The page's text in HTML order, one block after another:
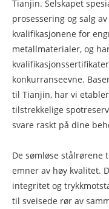
Tianjin. Selskapet
prosessering og salg
kvalifikasjonene for
metallmaterialer, og
konkurranseevne.
til Tianjin, har vi
tilstrekkelige
svare raskt på dine
De sømløse stålrørene
emner av høy kvalitet.
integritet og
til sveisede rør av